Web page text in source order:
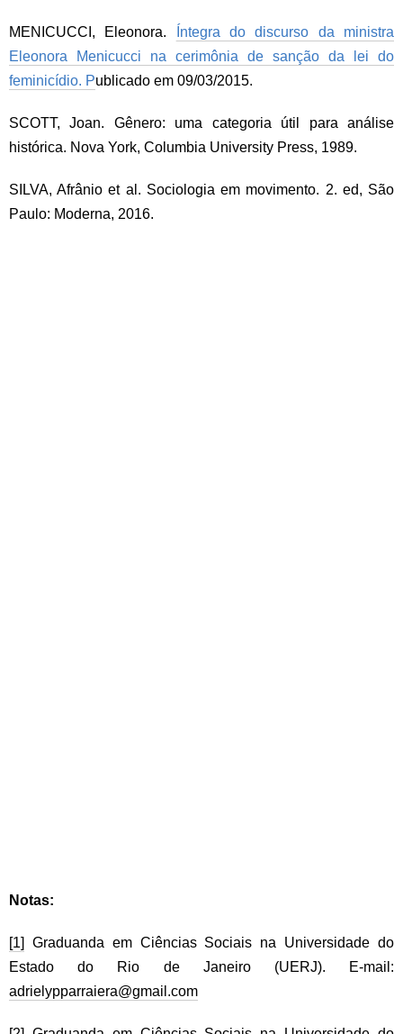
MENICUCCI, Eleonora.
Íntegra do discurso da ministra
Eleonora Menicucci na cerimônia de sanção da lei do
feminicídio. Publicado em 09/03/2015.
SCOTT, Joan. Gênero: uma categoria útil para análise
histórica. Nova York, Columbia University Press, 1989.
SILVA, Afrânio et al. Sociologia em movimento. 2. ed, São
Paulo: Moderna, 2016.
Notas:
[1]
Graduanda em Ciências Sociais na Universidade do
Estado do Rio de Janeiro (UERJ). E-mail:
adrielypparraiera@gmail.com